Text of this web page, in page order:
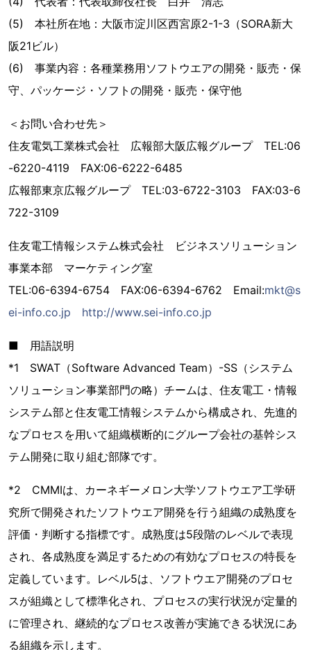
(5) 本社所在地：大阪市淀川区西宮原2-1-3（SORA新大
阪21ビル）
(6) 事業内容：各種業務用ソフトウエアの開発・販売・保
守、パッケージ・ソフトの開発・販売・保守他
＜お問い合わせ先＞
住友電気工業株式会社 広報部大阪広報グループ TEL:06
-6220-4119 FAX:06-6222-6485
広報部東京広報グループ TEL:03-6722-3103 FAX:03-6
722-3109
住友電工情報システム株式会社 ビジネスソリューション
事業本部 マーケティング室
TEL:06-6394-6754 FAX:06-6394-6762 Email:mkt@s
ei-info.co.jp
http://www.sei-info.co.jp
■ 用語説明
*1 SWAT（Software Advanced Team）-SS（システム
ソリューション事業部門の略）チームは、住友電工・情報
システム部と住友電工情報システムから構成され、先進的
なプロセスを用いて組織横断的にグループ会社の基幹シス
テム開発に取り組む部隊です。
*2 CMMIは、カーネギーメロン大学ソフトウエア工学研
究所で開発されたソフトウエア開発を行う組織の成熟度を
評価・判断する指標です。成熟度は5段階のレベルで表現
され、各成熟度を満足するための有効なプロセスの特長を
定義しています。レベル5は、ソフトウエア開発のプロセ
スが組織として標準化され、プロセスの実行状況が定量的
に管理され、継続的なプロセス改善が実施できる状況にあ
る組織を示します。